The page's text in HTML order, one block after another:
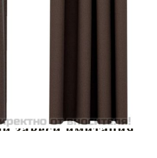
завеси имитация